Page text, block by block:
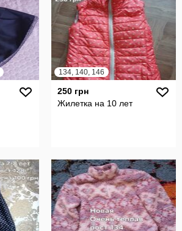
134, 140, 146
250 грн
Жилетка на 10 лет